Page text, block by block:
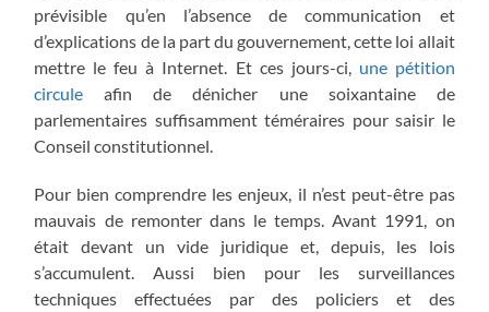
prévisible qu’en l’absence de communication et
d’explications de la part du gouvernement, cette loi allait
mettre le feu à Internet. Et ces jours-ci, une pétition
circule afin de dénicher une soixantaine de
parlementaires suffisamment téméraires pour saisir le
Conseil constitutionnel.
Pour bien comprendre les enjeux, il n’est peut-être pas
mauvais de remonter dans le temps. Avant 1991, on
était devant un vide juridique et, depuis, les lois
s’accumulent. Aussi bien pour les surveillances
techniques effectuées par des policiers et des